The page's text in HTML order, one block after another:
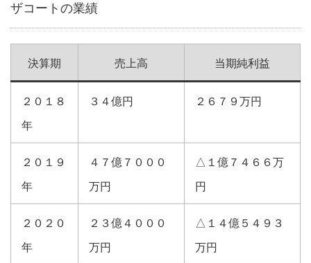
ザコートの業績
決算期 売上高 当期純利益
２０１８
年
３４億円 ２６７９万円
２０１９
年
４７億７０００
万円
△１億７４６６万
円
２０２０
年
２３億４０００
万円
△１４億５４９３
万円